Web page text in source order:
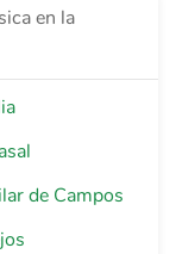
en la
de Campos